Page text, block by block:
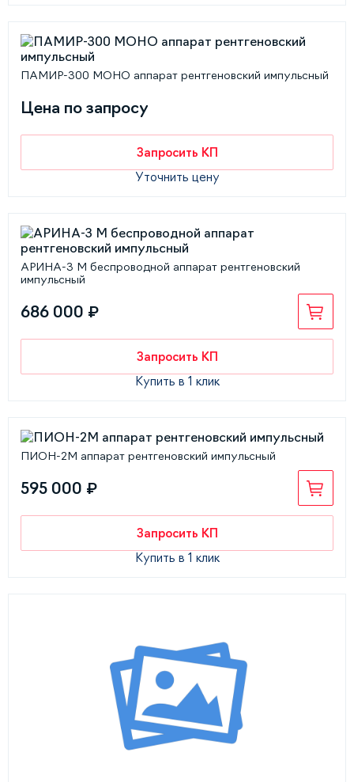
ПАМИР-300 МОНО аппарат рентгеновский импульсный
Цена по запросу
Запросить КП
Уточнить цену
АРИНА-3 М беспроводной аппарат рентгеновский
импульсный
686 000 ₽
Запросить КП
Купить в 1 клик
ПИОН-2М аппарат рентгеновский импульсный
595 000 ₽
Запросить КП
Купить в 1 клик